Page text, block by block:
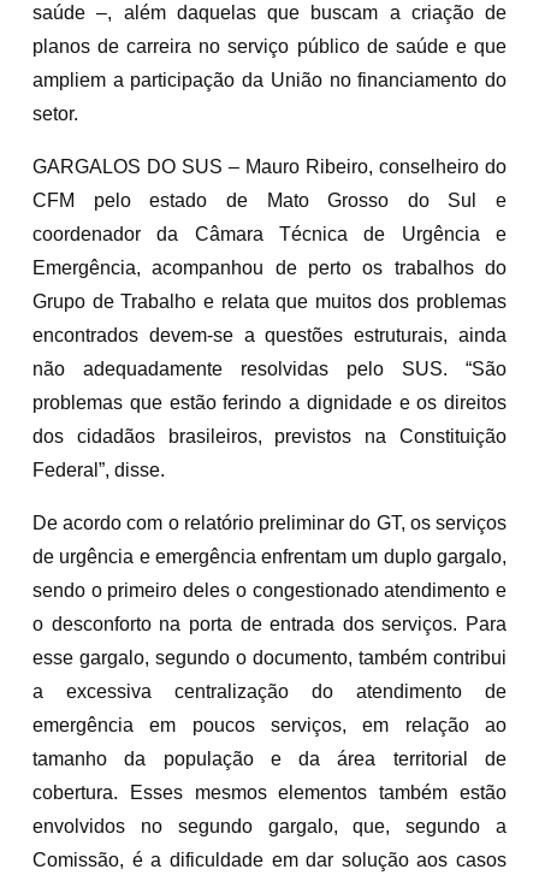
saúde –, além daquelas que buscam a criação de
planos de carreira no serviço público de saúde e que
ampliem a participação da União no financiamento do
setor.
GARGALOS DO SUS – Mauro Ribeiro, conselheiro do
CFM pelo estado de Mato Grosso do Sul e
coordenador da Câmara Técnica de Urgência e
Emergência, acompanhou de perto os trabalhos do
Grupo de Trabalho e relata que muitos dos problemas
encontrados devem-se a questões estruturais, ainda
não adequadamente resolvidas pelo SUS. “São
problemas que estão ferindo a dignidade e os direitos
dos cidadãos brasileiros, previstos na Constituição
Federal”, disse.
De acordo com o relatório preliminar do GT, os serviços
de urgência e emergência enfrentam um duplo gargalo,
sendo o primeiro deles o congestionado atendimento e
o desconforto na porta de entrada dos serviços. Para
esse gargalo, segundo o documento, também contribui
a excessiva centralização do atendimento de
emergência em poucos serviços, em relação ao
tamanho da população e da área territorial de
cobertura. Esses mesmos elementos também estão
envolvidos no segundo gargalo, que, segundo a
Comissão, é a dificuldade em dar solução aos casos